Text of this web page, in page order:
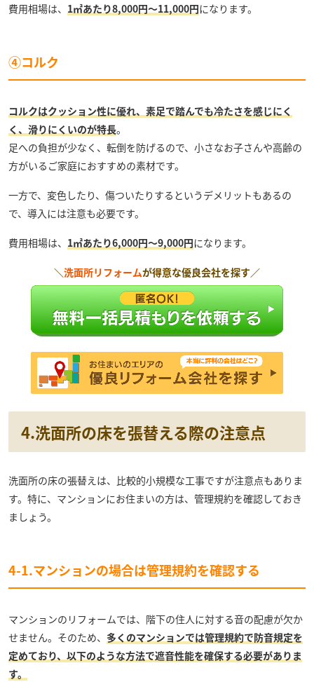
費用相場は、 1㎡あたり8,000円～11,000円になります。
④コルク
コルクはクッション性に優れ、素足で踏んでも冷たさを感じにく
く、滑りにくいのが特長。
足への負担が少なく、転倒を防げるので、小さなお子さんや高齢の
方がいるご家庭におすすめの素材です。
一方で、変色したり、傷ついたりするというデメリットもあるの
で、導入には注意も必要です。
費用相場は、 1㎡あたり6,000円～9,000円になります。
＼洗面所リフォームが得意な優良会社を探す／
4.洗面所の床を張替える際の注意点
洗面所の床の張替えは、比較的小規模な工事ですが注意点もありま
す。特に、マンションにお住まいの方は、管理規約を確認しておき
ましょう。
4-1.マンションの場合は管理規約を確認する
マンションのリフォームでは、階下の住人に対する音の配慮が欠か
せません。そのため、 多くのマンションでは管理規約で防音規定を
定めており、以下のような方法で遮音性能を確保する必要がありま
す。